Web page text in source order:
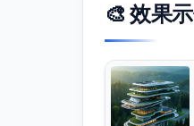
🎨 效果